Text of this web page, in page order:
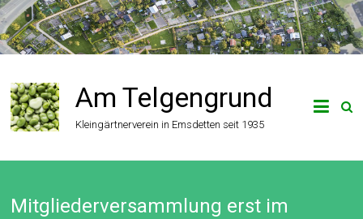
Zum
Inhalt
springen
Am Telgengrund
Kleingärtnerverein in Emsdetten seit 1935
Mitgliederversammlung erst im